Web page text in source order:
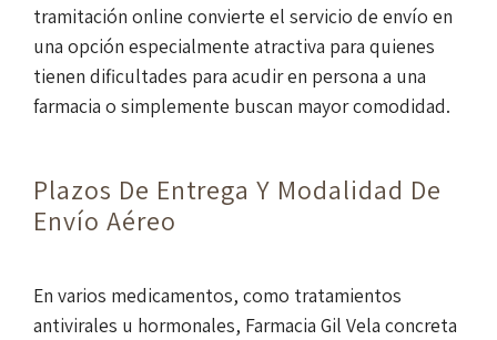
tramitación online convierte el servicio de envío en
una opción especialmente atractiva para quienes
tienen dificultades para acudir en persona a una
farmacia o simplemente buscan mayor comodidad.
Plazos De Entrega Y Modalidad De
Envío Aéreo
En varios medicamentos, como tratamientos
antivirales u hormonales, Farmacia Gil Vela concreta